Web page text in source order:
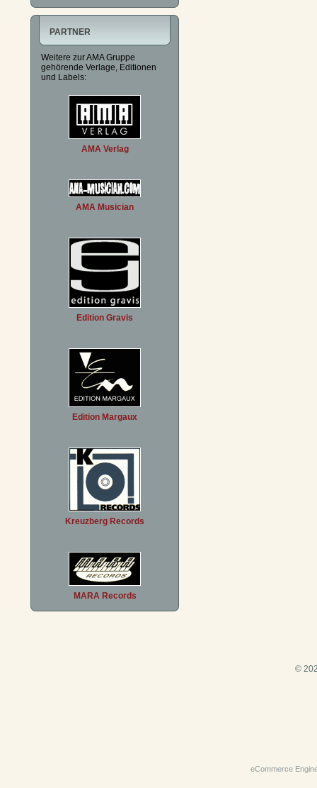
PARTNER
Weitere zur AMA Gruppe
gehörende Verlage, Editionen
und Labels:
AMA Verlag
AMA Musician
Edition Gravis
Edition Margaux
Kreuzberg Records
MARA Records
©
eCommerce